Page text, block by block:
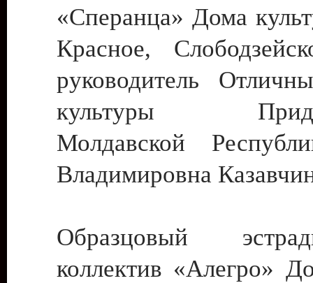
«Сперанца» Дома
Красное,
руководитель
культуры
Молдавской
Владимировна
Образцовый
коллектив «Алегро»